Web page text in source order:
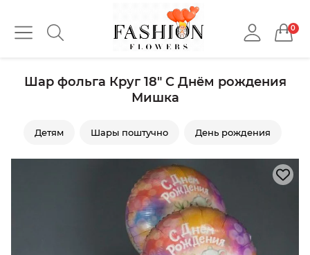
0
Шар фольга Круг 18" С Днём рождения
Мишка
Детям Шары поштучно День рождения